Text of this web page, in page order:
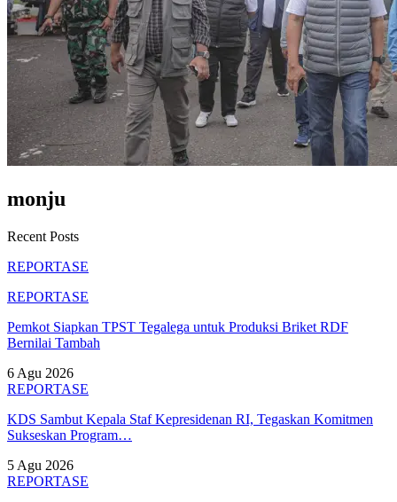
monju
Recent Posts
REPORTASE
REPORTASE
Pemkot Siapkan TPST Tegalega untuk Produksi Briket RDF
Bernilai Tambah
6 Agu 2026
REPORTASE
KDS Sambut Kepala Staf Kepresidenan RI, Tegaskan Komitmen
Sukseskan Program…
5 Agu 2026
REPORTASE